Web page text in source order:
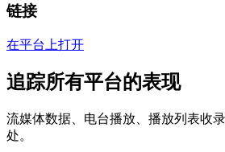
链接
在平台上打开
追踪所有平台的表现
流媒体数据、电台播放、播放列表收
处。